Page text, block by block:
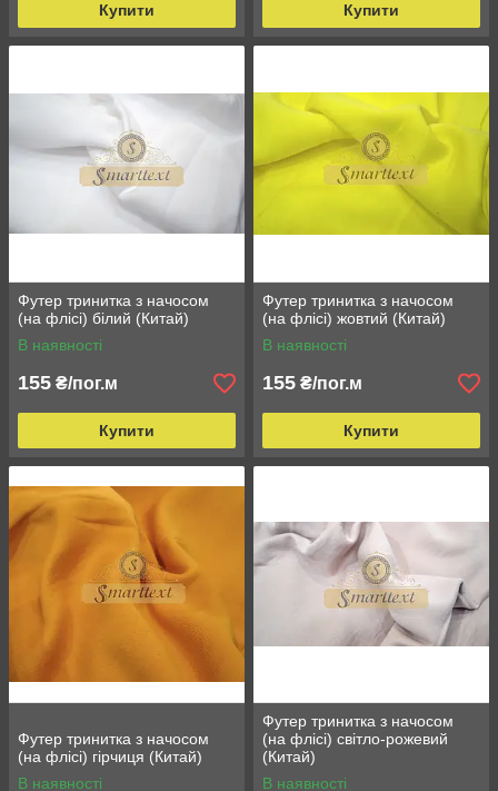
Купити Купити
Футер тринитка з начосом
(на флісі) білий (Китай)
В наявності
155 ₴/пог.м
Купити
Футер тринитка з начосом
(на флісі) жовтий (Китай)
В наявності
155 ₴/пог.м
Купити
Футер тринитка з начосом
(на флісі) гірчиця (Китай)
В наявності
Футер тринитка з начосом
(на флісі) світло-рожевий
(Китай)
В наявності